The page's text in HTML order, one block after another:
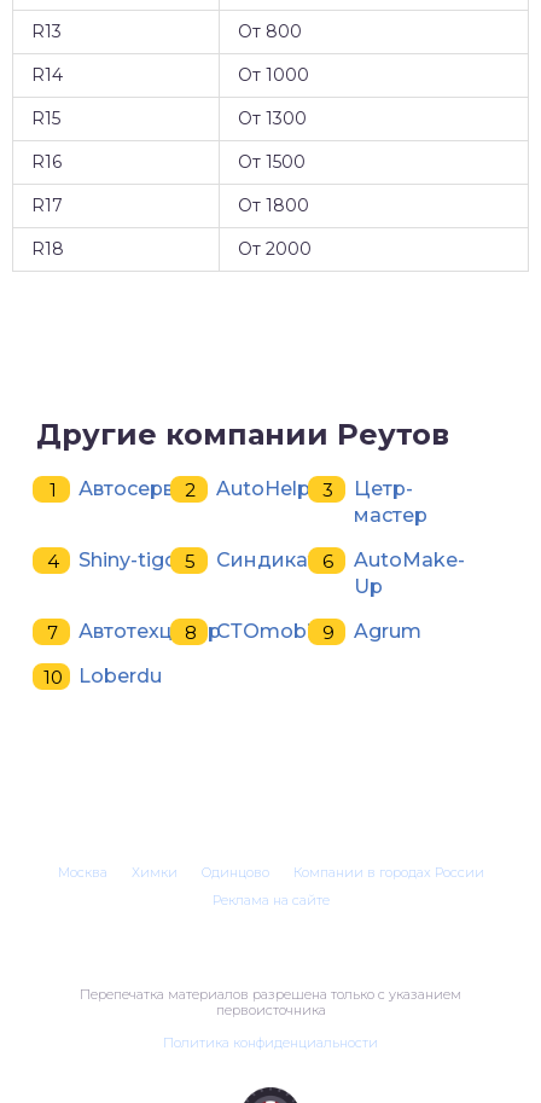
R13
От 800
R14
От 1000
R15
От 1300
R16
От 1500
R17
От 1800
R18
От 2000
Другие компании Реутов
Автосервис AutoHelp
Цетр-
мастер
Shiny-tigo
Синдикат
AutoMake-
Up
АвтотехцентрСТОmobil
Agrum
Loberdu
Москва Химки Одинцово
Компании в городах России
Реклама на сайте
Перепечатка материалов разрешена только с указанием
первоисточника
Политика конфиденциальности